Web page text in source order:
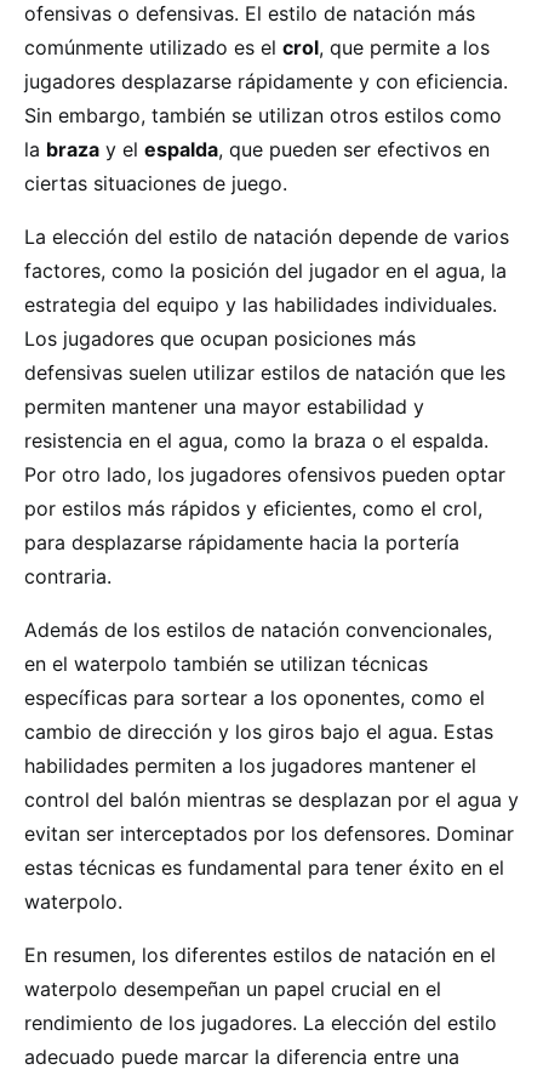
ofensivas o defensivas. El estilo de natación más
comúnmente utilizado es el crol, que permite a los
jugadores desplazarse rápidamente y con eficiencia.
Sin embargo, también se utilizan otros estilos como
la braza y el espalda, que pueden ser efectivos en
ciertas situaciones de juego.
La elección del estilo de natación depende de varios
factores, como la posición del jugador en el agua, la
estrategia del equipo y las habilidades individuales.
Los jugadores que ocupan posiciones más
defensivas suelen utilizar estilos de natación que les
permiten mantener una mayor estabilidad y
resistencia en el agua, como la braza o el espalda.
Por otro lado, los jugadores ofensivos pueden optar
por estilos más rápidos y eficientes, como el crol,
para desplazarse rápidamente hacia la portería
contraria.
Además de los estilos de natación convencionales,
en el waterpolo también se utilizan técnicas
específicas para sortear a los oponentes, como el
cambio de dirección y los giros bajo el agua. Estas
habilidades permiten a los jugadores mantener el
control del balón mientras se desplazan por el agua y
evitan ser interceptados por los defensores. Dominar
estas técnicas es fundamental para tener éxito en el
waterpolo.
En resumen, los diferentes estilos de natación en el
waterpolo desempeñan un papel crucial en el
rendimiento de los jugadores. La elección del estilo
adecuado puede marcar la diferencia entre una